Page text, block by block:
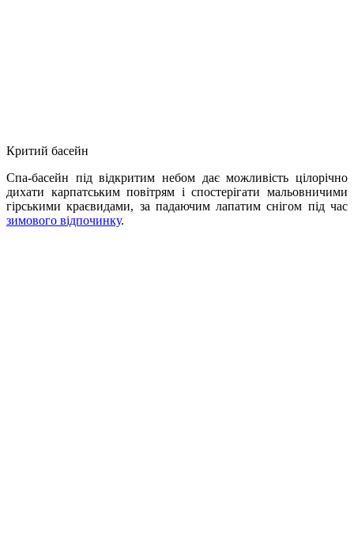
Критий басейн
Спа-басейн під відкритим небом дає можливість цілорічно
дихати карпатським повітрям і спостерігати мальовничими
гірськими краєвидами, за падаючим лапатим снігом під час
зимового відпочинку.